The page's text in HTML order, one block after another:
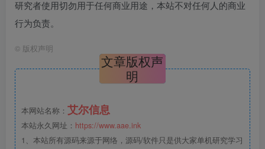
研究者使用切勿用于任何商业用途，本站不对任何人的商业
行为负责。
© 版权声明
文章版权声
明
本网站名称： 艾尔信息
本站永久网址： https://www.aae.ink
1、本站所有源码来源于网络，源码/软件只是供大家单机研究学习